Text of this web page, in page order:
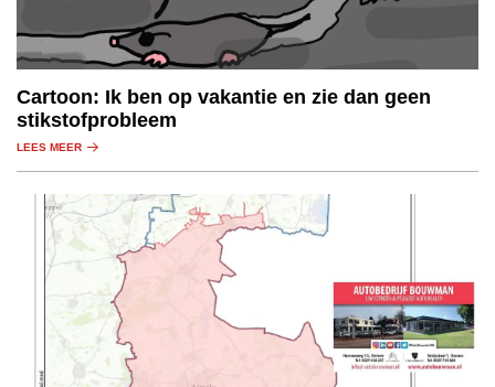
Cartoon: Ik ben op vakantie en zie dan geen
stikstofprobleem
LEES MEER